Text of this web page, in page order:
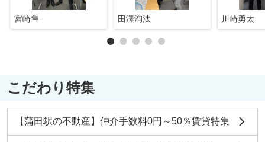
宮崎隼 田澤洵汰 川崎勇太
こだわり特集
【蒲田駅の不動産】仲介手数料0円～50％賃貸特集